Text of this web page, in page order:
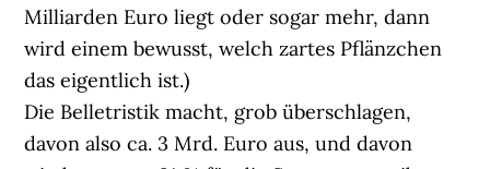
Milliarden Euro liegt oder sogar mehr, dann
wird einem bewusst, welch zartes Pflänzchen
das eigentlich ist.)
Die Belletristik macht, grob überschlagen,
davon also ca. 3 Mrd. Euro aus, und davon